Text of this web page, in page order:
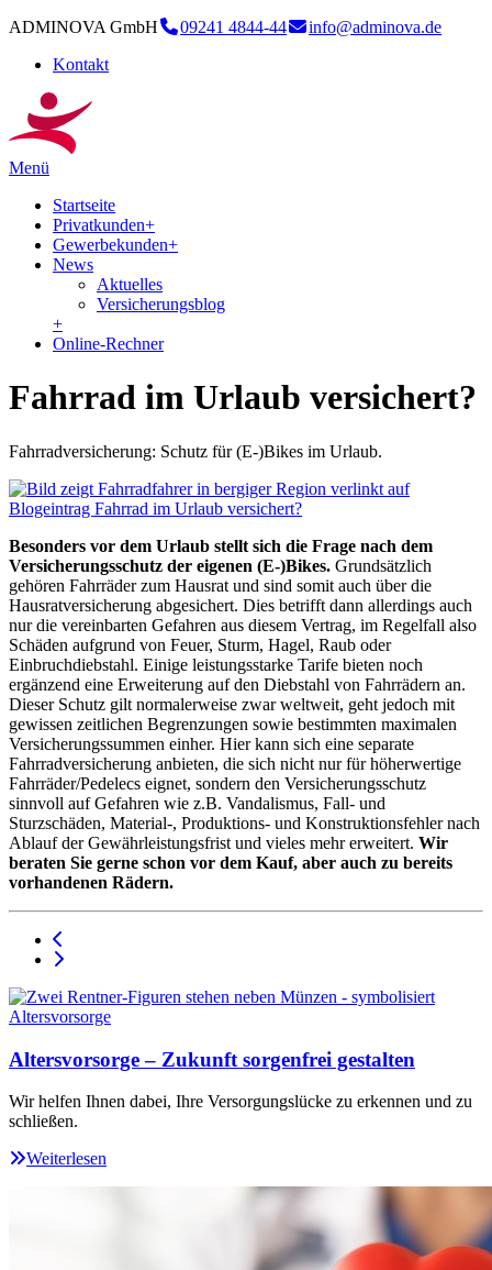
ADMINOVA GmbH 09241 4844-44
info@adminova.de
Kontakt
Menü
Startseite
Privatkunden+
Gewerbekunden+
News
Aktuelles
Versicherungsblog
+
Online-Rechner
Fahrrad im Urlaub versichert?
Fahrradversicherung: Schutz für (E-)Bikes im Urlaub.
Besonders vor dem Urlaub stellt sich die Frage nach dem
Versicherungsschutz der eigenen (E-)Bikes. Grundsätzlich
gehören Fahrräder zum Hausrat und sind somit auch über die
Hausratversicherung abgesichert. Dies betrifft dann allerdings auch
nur die vereinbarten Gefahren aus diesem Vertrag, im Regelfall also
Schäden aufgrund von Feuer, Sturm, Hagel, Raub oder
Einbruchdiebstahl. Einige leistungsstarke Tarife bieten noch
ergänzend eine Erweiterung auf den Diebstahl von Fahrrädern an.
Dieser Schutz gilt normalerweise zwar weltweit, geht jedoch mit
gewissen zeitlichen Begrenzungen sowie bestimmten maximalen
Versicherungssummen einher. Hier kann sich eine separate
Fahrradversicherung anbieten, die sich nicht nur für höherwertige
Fahrräder/Pedelecs eignet, sondern den Versicherungsschutz
sinnvoll auf Gefahren wie z.B. Vandalismus, Fall- und
Sturzschäden, Material-, Produktions- und Konstruktionsfehler nach
Ablauf der Gewährleistungsfrist und vieles mehr erweitert. Wir
beraten Sie gerne schon vor dem Kauf, aber auch zu bereits
vorhandenen Rädern.
Altersvorsorge – Zukunft sorgenfrei gestalten
Wir helfen Ihnen dabei, Ihre Versorgungslücke zu erkennen und zu
schließen.
Weiterlesen